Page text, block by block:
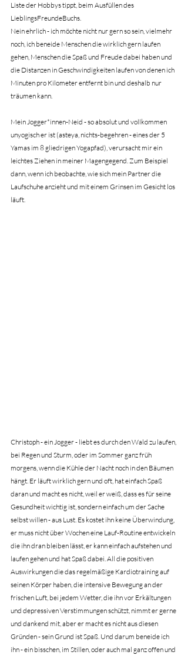
Liste der Hobbys tippt, beim Ausfüllen des
LieblingsFreundeBuchs.
Nein ehrlich - ich möchte nicht nur gern so sein, vielmehr
noch, ich beneide Menschen die wirklich gern laufen
gehen, Menschen die Spaß und Freude dabei haben und
die Distanzen in Geschwindigkeiten laufen von denen ich
Minuten pro Kilometer entfernt bin und deshalb nur
träumen kann.
Mein Jogger*innen-Neid - so absolut und vollkommen
unyogisch er ist (asteya, nichts-begehren - eines der 5
Yamas im 8 gliedrigen Yogapfad), verursacht mir ein
leichtes Ziehen in meiner Magengegend. Zum Beispiel
dann, wenn ich beobachte, wie sich mein Partner die
Laufschuhe anzieht und mit einem Grinsen im Gesicht los
läuft.
Christoph - ein Jogger - liebt es durch den Wald zu laufen,
bei Regen und Sturm, oder im Sommer ganz früh
morgens, wenn die Kühle der Nacht noch in den Bäumen
hängt. Er läuft wirklich gern und oft, hat einfach Spaß
daran und macht es nicht, weil er weiß, dass es für seine
Gesundheit wichtig ist, sondern einfach um der Sache
selbst willen - aus Lust. Es kostet ihn keine Überwindung,
er muss nicht über Wochen eine Lauf-Routine entwickeln
die ihn dran bleiben lässt, er kann einfach aufstehen und
laufen gehen und hat Spaß dabei. All die positiven
Auswirkungen die das regelmäßige Kardiotraining auf
seinen Körper haben, die intensive Bewegung an der
frischen Luft, bei jedem Wetter, die ihn vor Erkältungen
und depressiven Verstimmungen schützt, nimmt er gerne
und dankend mit, aber er macht es nicht aus diesen
Gründen - sein Grund ist Spaß. Und darum beneide ich
ihn - ein bisschen, im Stillen, oder auch mal ganz offen und